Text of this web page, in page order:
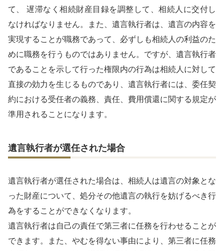
て、 遅滞なく相続財産目録を調整して、相続人に交付し
なければなりません。また、遺言執行者は、遺言の内容を
実現することが職務であって、必ずしも相続人の利益のた
めに職務を行うものではありません。ですが、遺言執行者
であることを示して行った権限内の行為は相続人に対して
直接の効力を生じるものであり、遺言執行者には、委任契
約における受任者の義務、責任、費用償還に関する規定が
準用されることになります。
遺言執行者が選任された場合
遺言執行者が選任された場合は、相続人は遺言の対象とな
った財産について、処分その他遺言の執行を妨げるべき行
為をすることができなくなります。
遺言執行者は自己の責任で第三者に任務を行わせることが
できます。また、やむを得ない事由により、第三者に任務